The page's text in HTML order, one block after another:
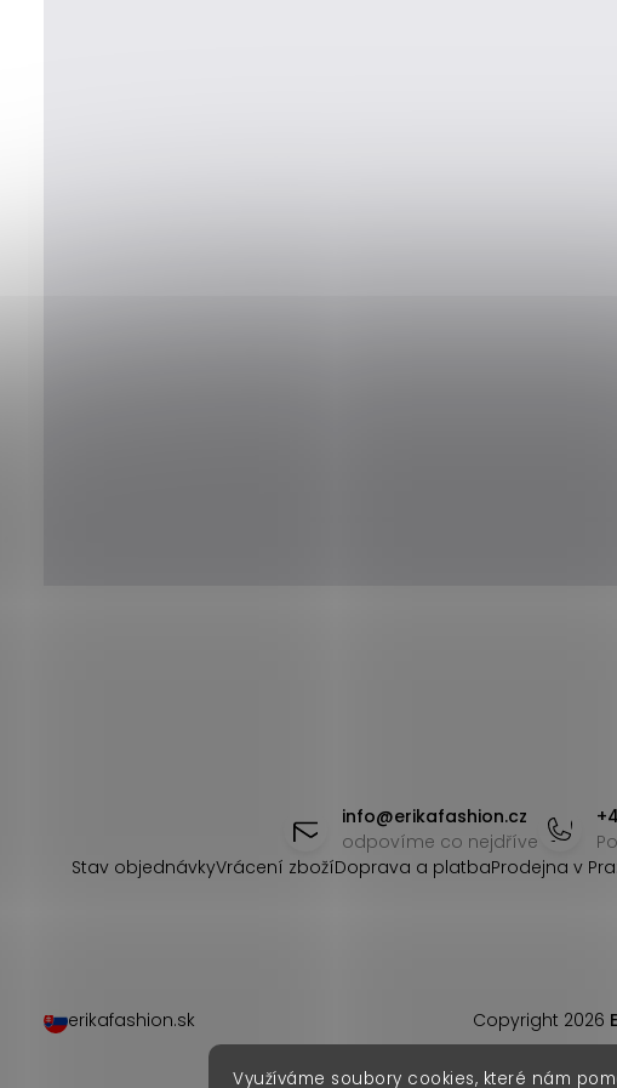
Využíváme soubory cookies, které nám
info@erikafashion.cz
odpovíme co nejdříve
Stav objednávkyVrácení zbožíDoprava a platbaProdejna v
Copyright 2026
erikafashion.sk